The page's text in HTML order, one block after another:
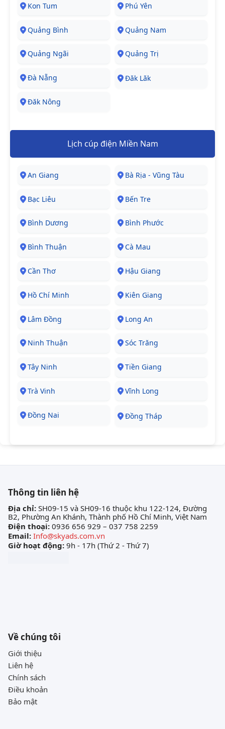
Kon Tum Phú Yên
Quảng Bình Quảng Nam
Quảng Ngãi Quảng Trị
Đà Nẵng Đăk Lăk
Đăk Nông
Lịch cúp điện Miền Nam
An Giang Bà Rịa - Vũng Tàu
Bạc Liêu Bến Tre
Bình Dương Bình Phước
Bình Thuận Cà Mau
Cần Thơ Hậu Giang
Hồ Chí Minh Kiên Giang
Lâm Đồng Long An
Ninh Thuận Sóc Trăng
Tây Ninh Tiền Giang
Trà Vinh Vĩnh Long
Đồng Nai Đồng Tháp
Thông tin liên hệ
Địa chỉ: SH09-15 và SH09-16 thuộc khu 122-124, Đường
B2, Phường An Khánh, Thành phố Hồ Chí Minh, Việt Nam
Điện thoại: 0936 656 929 – 037 758 2259
Email: Info@skyads.com.vn
Giờ hoạt động: 9h - 17h (Thứ 2 - Thứ 7)
Về chúng tôi
Giới thiệu
Liên hệ
Chính sách
Điều khoản
Bảo mật